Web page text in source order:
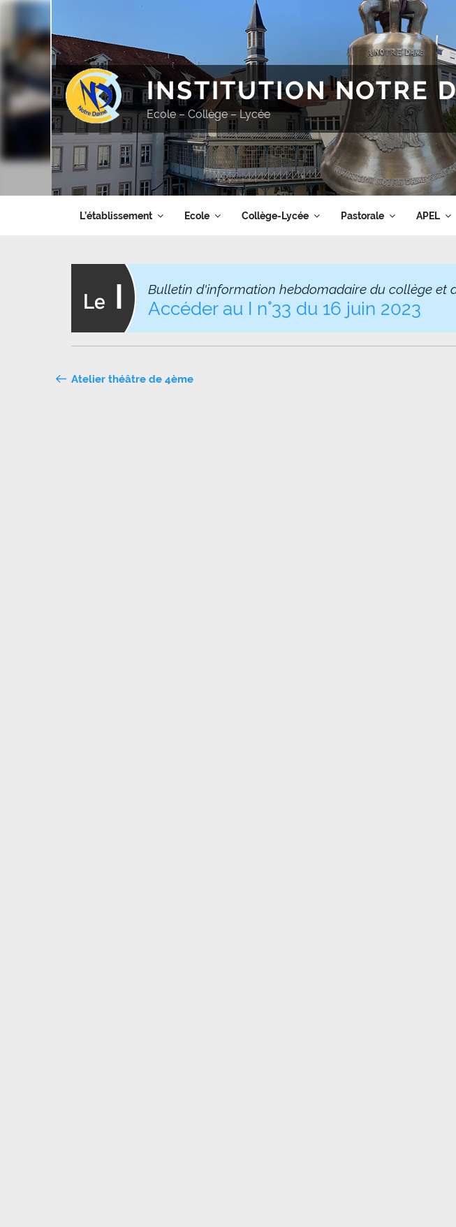
Aller
contenu
principal
INSTITUTION NOTRE
Ecole – Collège – Lycée
L’établissement Ecole Collège-Lycée Pastorale APEL
Bulletin d'information hebdomadaire du collège et
Accéder au I n°33 du 16 juin 2023
Navigation
Atelier théâtre de 4ème